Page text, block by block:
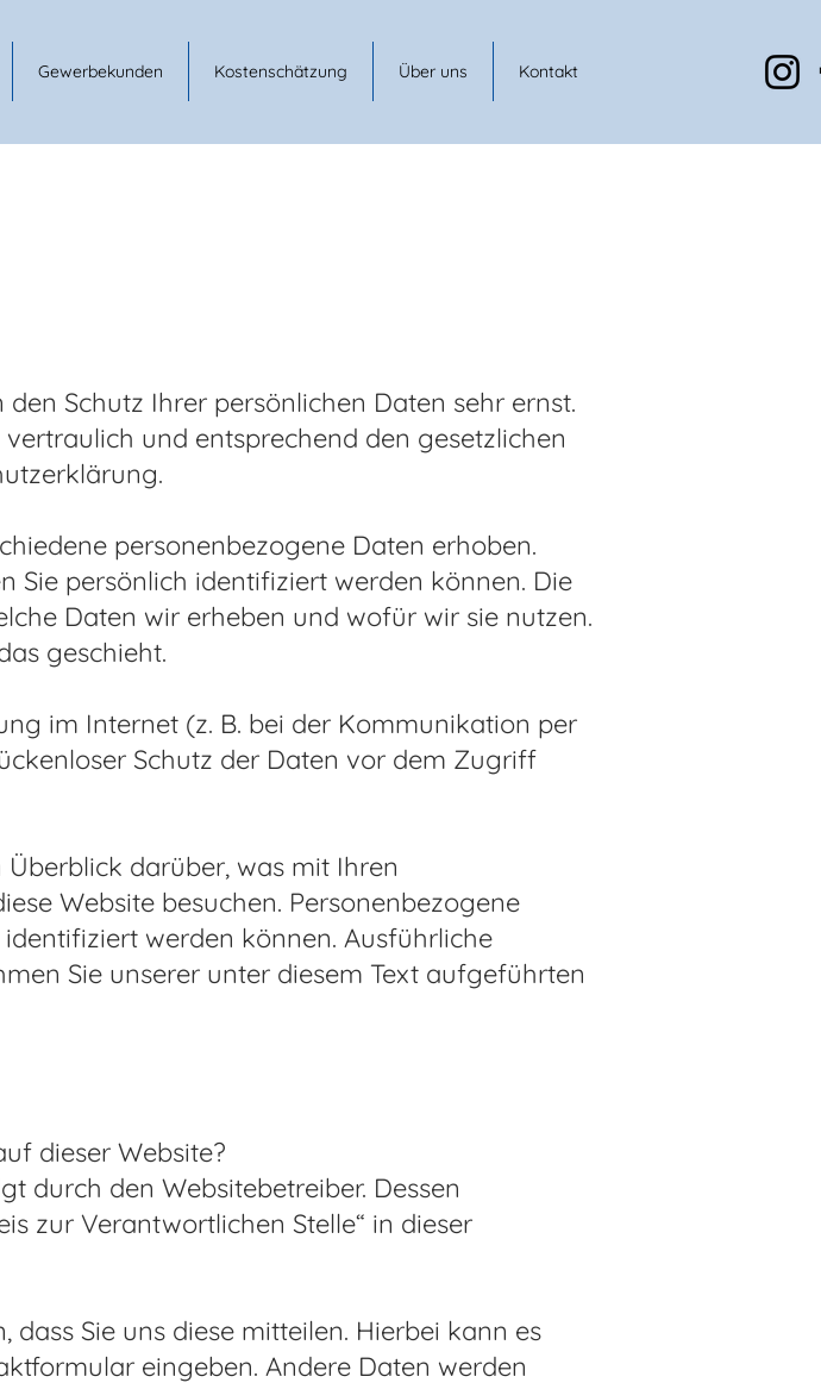
Gewerbekunden Kostenschätzung Über uns Kontakt
Schutz Ihrer persönlichen Daten sehr ernst.
und entsprechend den gesetzlichen
personenbezogene Daten erhoben.
Sie persönlich identifiziert werden können. Die
Daten wir erheben und wofür wir sie nutzen.
geschieht.
im Internet (z. B. bei der Kommunikation per
Schutz der Daten vor dem Zugriff
darüber, was mit Ihren
Website besuchen. Personenbezogene
werden können. Ausführliche
Sie unserer unter diesem Text aufgeführten
dieser Website?
durch den Websitebetreiber. Dessen
zur Verantwortlichen Stelle“ in dieser
Sie uns diese mitteilen. Hierbei kann es
eingeben. Andere Daten werden